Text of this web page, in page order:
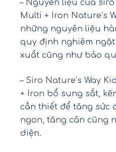
– Nguyên liệu của
Multi + Iron Nature’s
những nguyên liệu
quy định nghiêm
xuất cũng như bảo
– Siro Nature’s Way
+ Iron bổ sung sắt,
cần thiết để tăng sức
ngon, tăng cân cũng
diện.